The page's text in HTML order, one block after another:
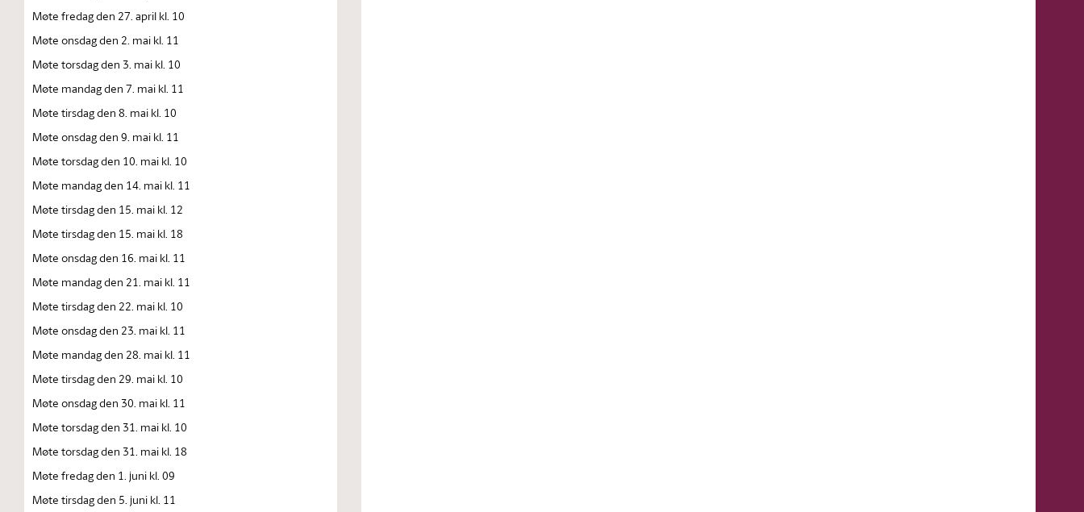
Møte fredag den 27. april kl. 10
Møte onsdag den 2. mai kl. 11
Møte torsdag den 3. mai kl. 10
Møte mandag den 7. mai kl. 11
Møte tirsdag den 8. mai kl. 10
Møte onsdag den 9. mai kl. 11
Møte torsdag den 10. mai kl. 10
Møte mandag den 14. mai kl. 11
Møte tirsdag den 15. mai kl. 12
Møte tirsdag den 15. mai kl. 18
Møte onsdag den 16. mai kl. 11
Møte mandag den 21. mai kl. 11
Møte tirsdag den 22. mai kl. 10
Møte onsdag den 23. mai kl. 11
Møte mandag den 28. mai kl. 11
Møte tirsdag den 29. mai kl. 10
Møte onsdag den 30. mai kl. 11
Møte torsdag den 31. mai kl. 10
Møte torsdag den 31. mai kl. 18
Møte fredag den 1. juni kl. 09
Møte tirsdag den 5. juni kl. 11